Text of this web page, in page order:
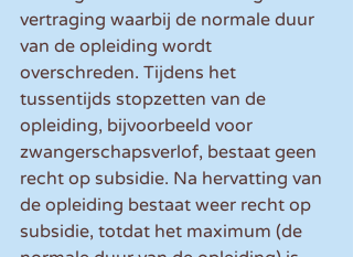
vertraging waarbij de normale duur
van de opleiding wordt
overschreden. Tijdens het
tussentijds stopzetten van de
opleiding, bijvoorbeeld voor
zwangerschapsverlof, bestaat geen
recht op subsidie. Na hervatting van
de opleiding bestaat weer recht op
subsidie, totdat het maximum (de